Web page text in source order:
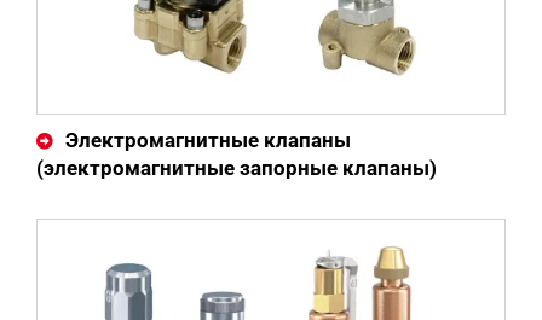
Электромагнитные клапаны
(электромагнитные запорные клапаны)